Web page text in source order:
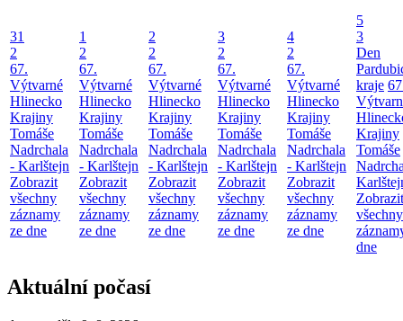
31
2
67.
Výtvarné
Hlinecko
Krajiny
Tomáše
Nadrchala
- Karlštejn
Zobrazit
všechny
záznamy
ze dne
1
2
67.
Výtvarné
Hlinecko
Krajiny
Tomáše
Nadrchala
- Karlštejn
Zobrazit
všechny
záznamy
ze dne
2
2
67.
Výtvarné
Hlinecko
Krajiny
Tomáše
Nadrchala
- Karlštejn
Zobrazit
všechny
záznamy
ze dne
3
2
67.
Výtvarné
Hlinecko
Krajiny
Tomáše
Nadrchala
- Karlštejn
Zobrazit
všechny
záznamy
ze dne
4
2
67.
Výtvarné
Hlinecko
Krajiny
Tomáše
Nadrchala
- Karlštejn
Zobrazit
všechny
záznamy
ze dne
5
3
Den
kraje
Krajiny
Tomáše
Zobrazit
všechny
dne
Aktuální počasí